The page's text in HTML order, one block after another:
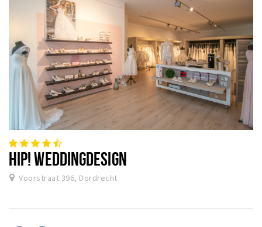
HIP! WEDDINGDESIGN
Voorstraat 396, Dordrecht